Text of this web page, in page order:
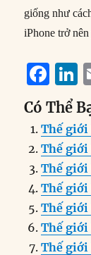
giống như
iPhone trở
F
a
c
e
b
o
o
k
n
k
e
I
Có Thể
Thế
Thế giới
Thế giới
Thế giới
Thế giới
Thế giới
Thế giới